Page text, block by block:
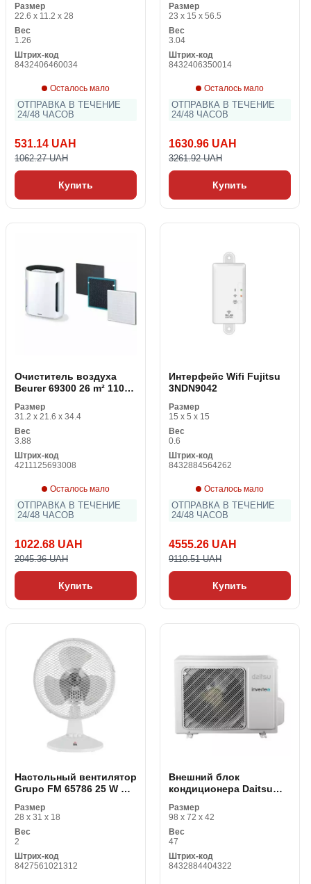
Размер
22.6 x 11.2 x 28
Вес
1.26
Штрих-код
8432406460034
Осталось мало
ОТПРАВКА В ТЕЧЕНИЕ
24/48 ЧАСОВ
531.14 UAH
1062.27 UAH
Купить
Размер
23 x 15 x 56.5
Вес
3.04
Штрих-код
8432406350014
Осталось мало
ОТПРАВКА В ТЕЧЕНИЕ
24/48 ЧАСОВ
1630.96 UAH
3261.92 UAH
Купить
Очиститель воздуха
Beurer 69300 26 m² 110
Размер
31.2 x 21.6 x 34.4
Вес
3.88
Штрих-код
4211125693008
Осталось мало
ОТПРАВКА В ТЕЧЕНИЕ
24/48 ЧАСОВ
1022.68 UAH
2045.36 UAH
Купить
Интерфейс Wifi Fujitsu
3NDN9042
Размер
15 x 5 x 15
Вес
0.6
Штрих-код
8432884564262
Осталось мало
ОТПРАВКА В ТЕЧЕНИЕ
24/48 ЧАСОВ
4555.26 UAH
9110.51 UAH
Купить
Настольный вентилятор
Grupo FM 65786 25 W Ø
Размер
28 x 31 x 18
Вес
2
Штрих-код
8427561021312
Внешний блок
кондиционера Daitsu
Размер
98 x 72 x 42
Вес
47
Штрих-код
8432884404322